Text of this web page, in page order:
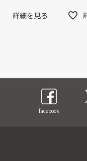
詳細を見る
facebook